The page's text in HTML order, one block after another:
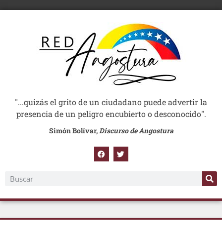
"...quizás el grito de un ciudadano puede advertir la
presencia de un peligro encubierto o desconocido".
Simón Bolívar,Discurso de Angostura